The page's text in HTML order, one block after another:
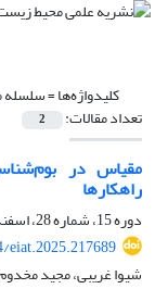
کلیدواژه‌ها =سلسله
تعداد مقالات: 2
مقیاس در
راهکارها
دوره 15، شماره 28، اسفند 1402، صفحه
eiat.2025.217689
شیوا غریبی، مجید